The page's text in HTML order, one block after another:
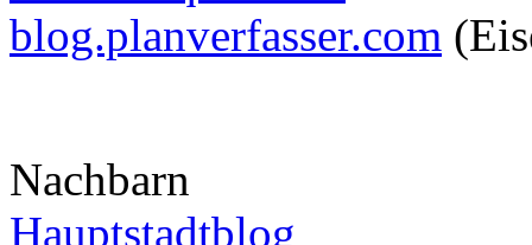
blog.planverfasser.com
Nachbarn
Hauptstadtblog